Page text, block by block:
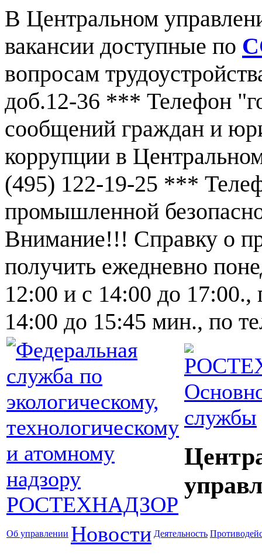
В Центральном
вакансии доступные по
вопросам
доб.12-36 *** Телефон
сообщений граждан и
коррупции в
(495) 122-19-25 ***
промышленной
Внимание!!! Справку о
получить ежедневно
12:00 и с 14:00 до 17:00.,
14:00 до 15:45 мин., по
службы
Об управлении Новости Деятельность